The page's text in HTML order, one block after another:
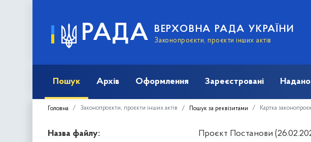
РАДА ВЕРХОВНА РАДА УКРАЇНИ
Законопроєкти, проєкти інших актів
Пошук Архів Оформлення Зареєстровані Надано
Головна Законопроєкти, проєкти інших актів Пошук за реквізитами Картка
Назва файлу:
Проєкт Постанови